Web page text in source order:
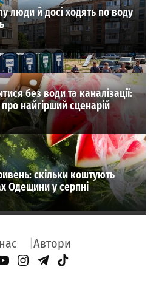
люди й досі ходять по воду
без води та каналізації:
найгірший сценарій
скільки коштують
Одещини у серпні
Автори
Page
YouTube
Instagram
Telegram
TikTok